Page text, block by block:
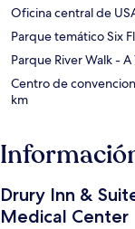
Oficina central de
Parque temático Six
Parque River Walk- A
Centro de
km
Drury Inn &
Medical Center